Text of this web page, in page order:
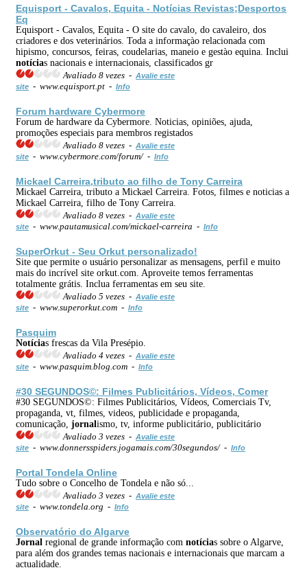
Equisport - Cavalos, Equita - Notícias Revistas;Desportos
Eq
Equisport - Cavalos, Equita - O site do cavalo, do cavaleiro, dos
criadores e dos veterinários. Toda a informaçào relacionada com
hipismo, concursos, feiras, coudelarias, maneio e gestào equina. Inclui
notícias nacionais e internacionais, classificados gr
Avaliado 8 vezes - Avalie este
site - www.equisport.pt - Info
Forum hardware Cybermore
Forum de hardware da Cybermore. Noticias, opiniões, ajuda,
promoções especiais para membros registados
Avaliado 8 vezes - Avalie este
site - www.cybermore.com/forum/ - Info
Mickael Carreira,tributo ao filho de Tony Carreira
Mickael Carreira, tributo a Mickael Carreira. Fotos, filmes e noticias a
Mickael Carreira, filho de Tony Carreira.
Avaliado 8 vezes - Avalie este
site - www.pautamusical.com/mickael-carreira - Info
SuperOrkut - Seu Orkut personalizado!
Site que permite o usuário personalizar as mensagens, perfil e muito
mais do incrível site orkut.com. Aproveite temos ferramentas
totalmente grátis. Inclua ferramentas em seu site.
Avaliado 5 vezes - Avalie este
site - www.superorkut.com - Info
Pasquim
Notícias frescas da Vila Presépio.
Avaliado 4 vezes - Avalie este
site - www.pasquim.blog.com - Info
#30 SEGUNDOS©: Filmes Publicitários, Vídeos, Comer
#30 SEGUNDOS©: Filmes Publicitários, Vídeos, Comerciais Tv,
propaganda, vt, filmes, videos, publicidade e propaganda,
comunicação, jornal ismo, tv, informe publicitário, publicitário
Avaliado 3 vezes - Avalie este
site - www.donnersspiders.jogamais.com/30segundos/ - Info
Portal Tondela Online
Tudo sobre o Concelho de Tondela e não só...
Avaliado 3 vezes - Avalie este
site - www.tondela.org - Info
Observatório do Algarve
Jornal regional de grande informação com notícias sobre o Algarve,
para além dos grandes temas nacionais e internacionais que marcam a
actualidade.